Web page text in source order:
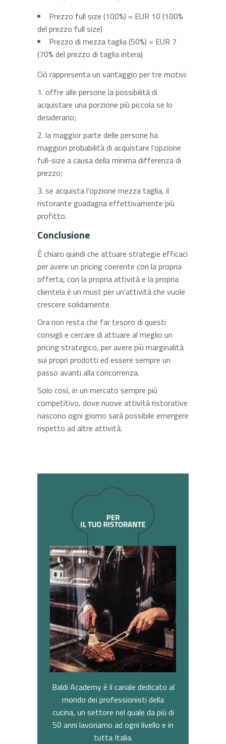
Prezzo full size (100%) = EUR 10 (100%
del prezzo full size)
Prezzo di mezza taglia (50%) = EUR 7
(70% del prezzo di taglia intera)
Ciò rappresenta un vantaggio per tre motivi:
1. offre alle persone la possibilità di
acquistare una porzione più piccola se lo
desiderano;
2. la maggior parte delle persone ha
maggiori probabilità di acquistare l’opzione
full-size a causa della minima differenza di
prezzo;
3. se acquista l’opzione mezza taglia, il
ristorante guadagna effettivamente più
profitto.
Conclusione
È chiaro quindi che attuare strategie efficaci
per avere un pricing coerente con la propria
offerta, con la propria attività e la propria
clientela è un must per un’attività che vuole
crescere solidamente.
Ora non resta che far tesoro di questi
consigli e cercare di attuare al meglio un
pricing strategico, per avere più marginalità
sui propri prodotti ed essere sempre un
passo avanti alla concorrenza.
Solo così, in un mercato sempre più
competitivo, dove nuove attività ristorative
nascono ogni giorno sarà possibile emergere
rispetto ad altre attività.
Baldi Academy è il canale dedicato al
mondo dei professionisti della
cucina, un settore nel quale da più di
50 anni lavoriamo ad ogni livello e in
tutta Italia.